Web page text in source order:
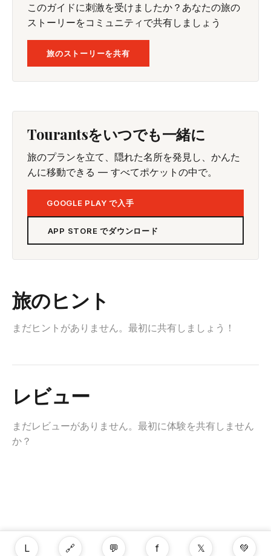
このガイドに刺激を受けましたか？あなたの旅の
ストーリーをコミュニティで共有しましょう
旅のストーリーを共有
Tourantsをいつでも一緒に
旅のプランを立て、隠れた名所を発見し、かんた
んに移動できる — すべてポケットの中で。
GOOGLE PLAY で入手
APP STORE でダウンロード
旅のヒント
まだヒントがありません。最初に共有しましょう！
レビュー
まだレビューがありません。最初に体験を共有しません
か？
L 🔗 💬 f 𝕏 💚